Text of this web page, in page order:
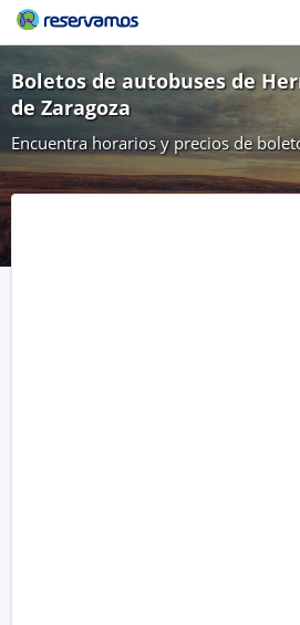
Boletos de autobuses de
de Zaragoza
Encuentra horarios y precios de